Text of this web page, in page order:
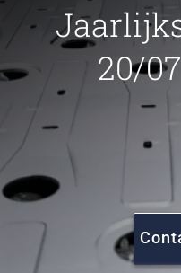
Lasconstructie
Poederlakken
Projecten
FAQ
20/